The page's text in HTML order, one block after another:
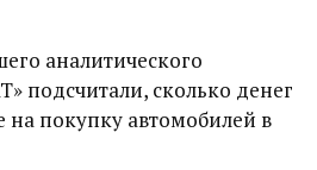
аналитического
подсчитали, сколько денег
на покупку автомобилей в